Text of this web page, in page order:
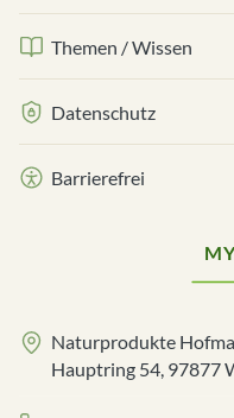
Themen / Wissen
Datenschutz
Barrierefrei
Naturprodukte
Hauptring 54, 97877